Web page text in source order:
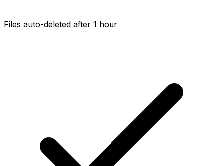
Files auto-deleted after 1 hour